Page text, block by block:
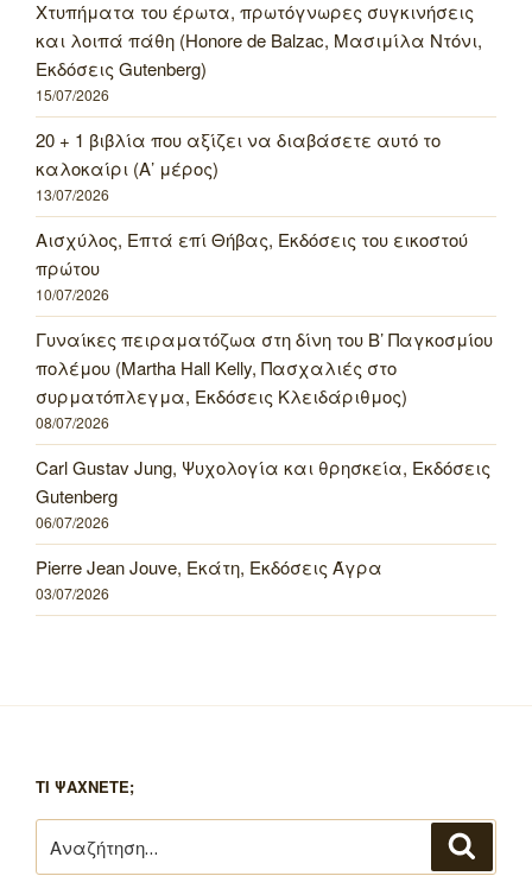
Χτυπήματα του έρωτα, πρωτόγνωρες συγκινήσεις
και λοιπά πάθη (Honore de Balzac, Μασιμίλα Ντόνι,
Εκδόσεις Gutenberg)
15/07/2026
20 + 1 βιβλία που αξίζει να διαβάσετε αυτό το
καλοκαίρι (Α’ μέρος)
13/07/2026
Αισχύλος, Επτά επί Θήβας, Εκδόσεις του εικοστού
πρώτου
10/07/2026
Γυναίκες πειραματόζωα στη δίνη του Β’ Παγκοσμίου
πολέμου (Martha Hall Kelly, Πασχαλιές στο
συρματόπλεγμα, Εκδόσεις Κλειδάριθμος)
08/07/2026
Carl Gustav Jung, Ψυχολογία και θρησκεία, Εκδόσεις
Gutenberg
06/07/2026
Pierre Jean Jouve, Εκάτη, Εκδόσεις Άγρα
03/07/2026
ΤΙ ΨΑΧΝΕΤΕ;
για: